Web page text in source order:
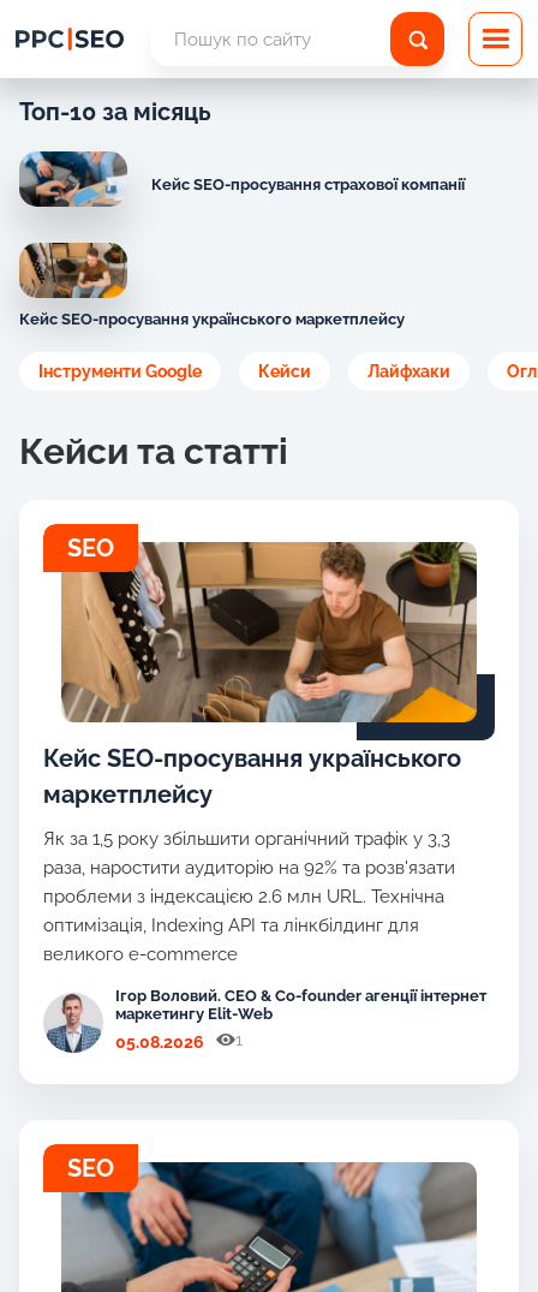
Топ-10 за місяць
Кейс SEO-просування страхової компанії
Кейс SEO-просування українського маркетплейсу
Інструменти Google Кейси Лайфхаки
Кейси та статті
SEO
Кейс SEO-просування українського
маркетплейсу
Як за 1,5 року збільшити органічний трафік у 3,3
раза, наростити аудиторію на 92% та розв'язати
проблеми з індексацією 2.6 млн URL. Технічна
оптимізація, Indexing API та лінкбілдинг для
великого e-commerce
Ігор Воловий. CEO & Co-founder агенції інтернет
маркетингу Elit-Web
05.08.2026 1
SEO